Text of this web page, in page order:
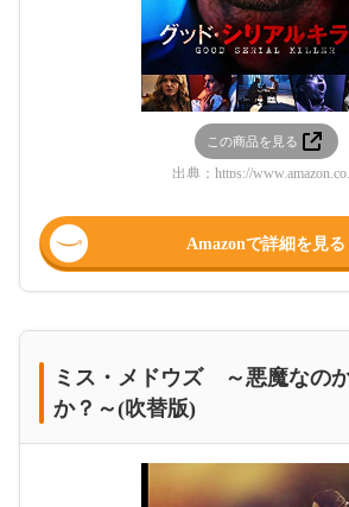
この商品を見る
出典： https://
Amazonで詳細を見る
ミス・メドウズ ～悪魔なの
か？～(吹替版)